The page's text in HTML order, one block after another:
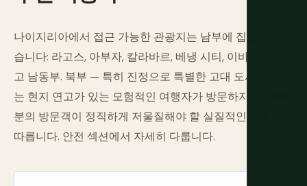
나이지리아에서 접근 가능한 관광지는 남부에 집중되어 있
습니다: 라고스, 아부자, 칼라바르, 베냉 시티, 이바단, 그리
고 남동부. 북부 — 특히 진정으로 특별한 고대 도시 카노 —
는 현지 연고가 있는 모험적인 여행자가 방문하지만, 대부
분의 방문객이 정직하게 저울질해야 할 실질적인 위험이
따릅니다. 안전 섹션에서 자세히 다룹니다.